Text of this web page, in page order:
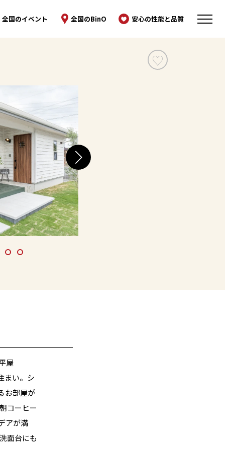
全国のイベント 全国のBinO 安心の性能と品質
屋
まい。シ
お部屋が
コーヒー
アが満
面台にも